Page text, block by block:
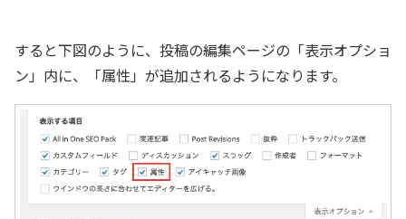
すると下図のように、投稿の編集ページの「表示オプショ
ン」内に、「属性」が追加されるようになります。